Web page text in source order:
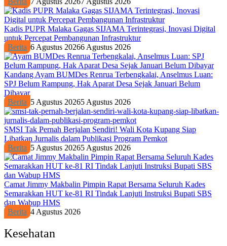
Kadis PUPR Malaka Gagas SIJAMA Terintegrasi, Inovasi Digital
untuk Percepat Pembangunan Infrastruktur
Berita 6 Agustus 20266 Agustus 2026
Kandang Ayam BUMDes Renrua Terbengkalai, Anselmus Luan:
SPJ Belum Rampung, Hak Aparat Desa Sejak Januari Belum
Dibayar
Berita 5 Agustus 20265 Agustus 2026
SMSI Tak Pernah Berjalan Sendiri! Wali Kota Kupang Siap
Libatkan Jurnalis dalam Publikasi Program Pemkot
Berita 5 Agustus 20265 Agustus 2026
Camat Jimmy Makbalin Pimpin Rapat Bersama Seluruh Kades
Semarakkan HUT ke-81 RI Tindak Lanjuti Instruksi Bupati SBS
dan Wabup HMS
Berita 4 Agustus 2026
Kesehatan